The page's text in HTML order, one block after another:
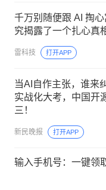
千万别随便跟 AI 掏
究揭露了一个扎心真
雷科技 打开APP
当AI自作主张，谁来
实战化大考，中国开
三！
新民晚报 打开APP
输入手机号：一键领